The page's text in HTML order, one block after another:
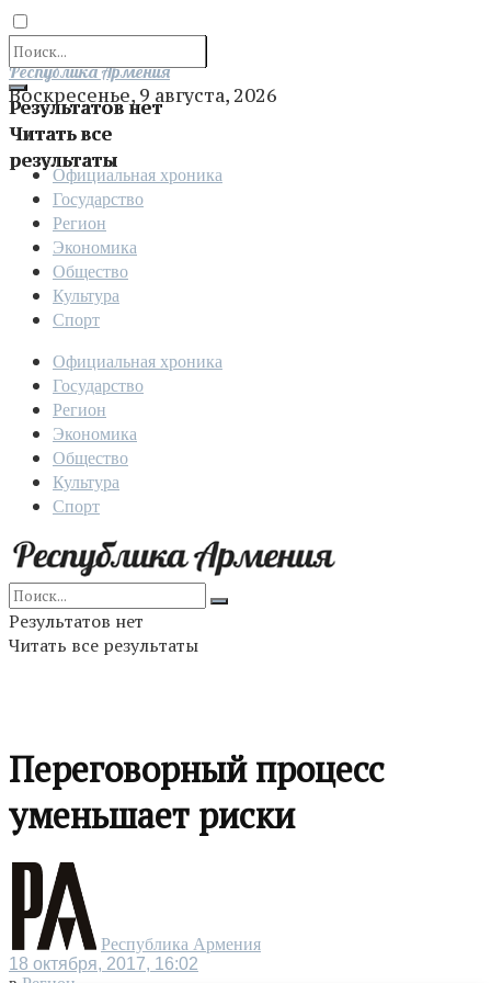
Результатов нет
Читать все
результаты
Отправить
Республика Армения
Воскресенье, 9 августа, 2026
Официальная хроника
Государство
Регион
Экономика
Общество
Культура
Спорт
Официальная хроника
Государство
Регион
Экономика
Общество
Культура
Спорт
Результатов нет
Читать все результаты
Переговорный процесс
уменьшает риски
Республика Армения
18 октября, 2017, 16:02